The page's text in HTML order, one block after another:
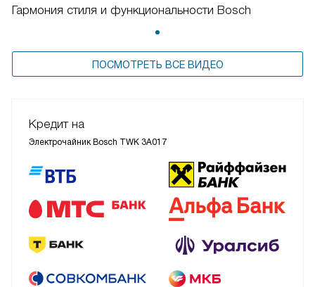
Гармония стиля и функциональности Bosch
ПОСМОТРЕТЬ ВСЕ ВИДЕО
Кредит на
Электрочайник Bosch TWK 3A017